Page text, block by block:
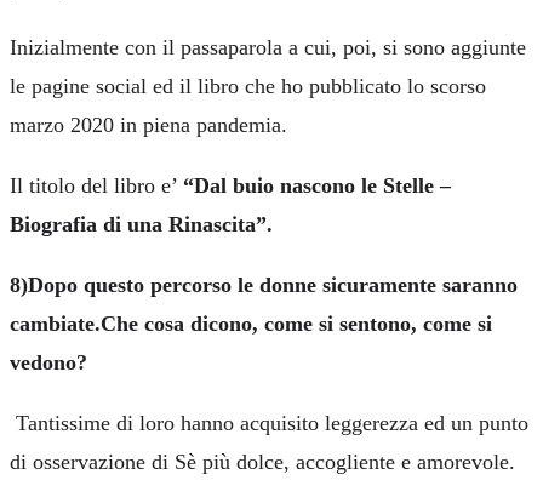
Inizialmente con il passaparola a cui, poi, si sono aggiunte
le pagine social ed il libro che ho pubblicato lo scorso
marzo 2020 in piena pandemia.
Il titolo del libro e’ “Dal buio nascono le Stelle –
Biografia di una Rinascita”.
8)Dopo questo percorso le donne sicuramente saranno
cambiate.Che cosa dicono, come si sentono, come si
vedono?
Tantissime di loro hanno acquisito leggerezza ed un punto
di osservazione di Sè più dolce, accogliente e amorevole.